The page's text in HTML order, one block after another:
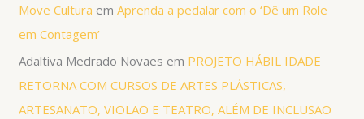
Move Cultura emAprenda a pedalar com o ‘Dê um Role
em Contagem’
Adaltiva Medrado Novaes em PROJETO HÁBIL IDADE
RETORNA COM CURSOS DE ARTES PLÁSTICAS,
ARTESANATO, VIOLÃO E TEATRO, ALÉM DE INCLUSÃO